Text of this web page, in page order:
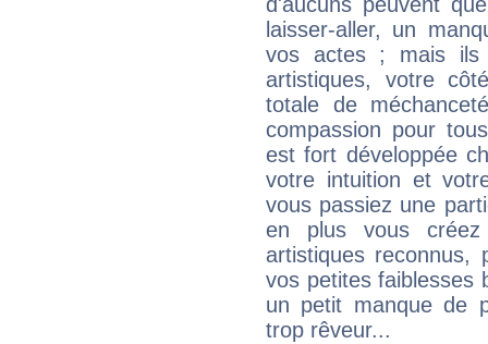
laisser-aller, un
vos actes ; mais ils
artistiques, votre
totale de
compassion pour
est fort développée
votre intuition et
vous passiez une
en plus vous
artistiques reconnus,
vos petites faiblesses
un petit manque de
trop rêveur...